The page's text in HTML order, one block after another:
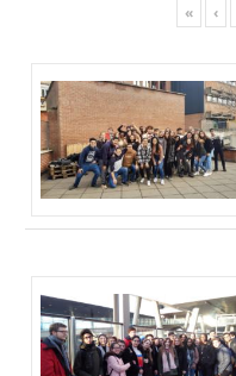
« ‹